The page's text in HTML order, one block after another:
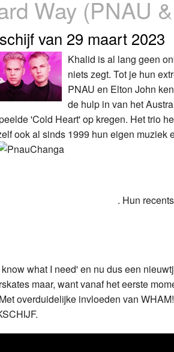
Donderdag
Vrijdag
Zaterdag
Zondag
LOK Live
schijf
LOK programma's
Way (PNAU
van 29 maart 2023
Khalid is al lang geen
niets zegt. Tot je hun
PNAU en Elton John
de hulp in van het
'Cold Heart' op kregen. Het trio
ook al sinds 1999 hun eigen
. Hun
what I need' en nu dus een
maar, want vanaf het eerste
overduidelijke invloeden van